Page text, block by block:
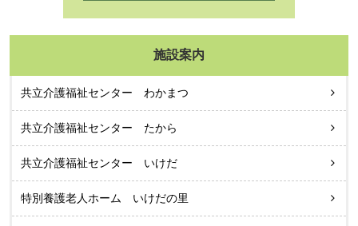
施設案内
共立介護福祉センター わかまつ
共立介護福祉センター たから
共立介護福祉センター いけだ
特別養護老人ホーム いけだの里